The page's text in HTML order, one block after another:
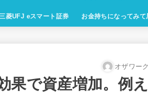
回りランキン米国株ETF純資産額ランキング米国株時価総
三菱UFJ eスマート証券 お金持ちになってみて
オザワー
で資産増加。例え